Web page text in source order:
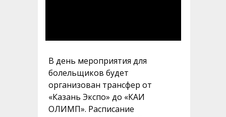
В день мероприятия для
болельщиков будет
организован трансфер от
«Казань Экспо» до «КАИ
ОЛИМП». Расписание